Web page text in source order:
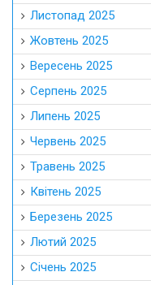
Березень 2025
Лютий 2025
Січень 2025
Грудень 2024
Листопад 2024
Жовтень 2024
Вересень 2024
Серпень 2024
Липень 2024
Червень 2024
Травень 2024